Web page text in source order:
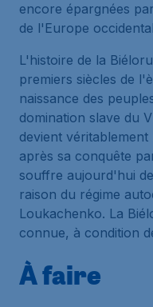
encore épargnées
de l'Europe
L'histoire de la
premiers siècles de
naissance des
domination slave du
devient
après sa conquête
souffre aujourd'hui
raison du régime
Loukachenko. La
connue, à condition
À faire